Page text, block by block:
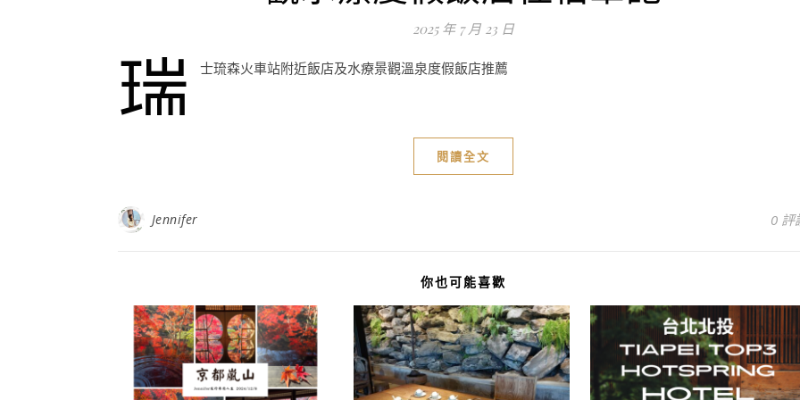
2025 年 7 月 23 日
瑞 士琉森火車站附近飯店及水療景觀溫泉度假飯店推薦
閱讀全文
Jennifer 0 評
你也可能喜歡